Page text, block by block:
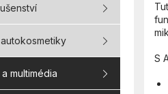
multimédia
S